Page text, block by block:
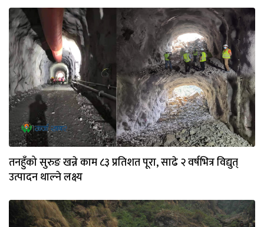
तनहुँको सुरुङ खन्ने काम ८३ प्रतिशत पूरा, साढे २ वर्षभित्र विद्युत्
उत्पादन थाल्ने लक्ष्य